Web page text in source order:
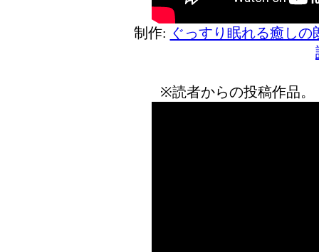
制作: ぐっすり眠れる癒し
※読者からの投稿作品